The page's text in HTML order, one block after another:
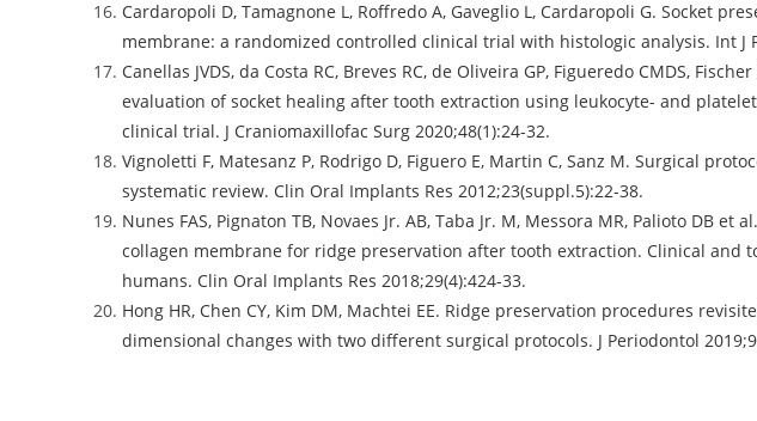
Cardaropoli D, Tamagnone L, Roffredo A, Gaveglio L, Cardaropoli G. Socket
membrane: a randomized controlled clinical trial with histologic analysis. Int J
Canellas JVDS, da Costa RC, Breves RC, de Oliveira GP, Figueredo CMDS,
evaluation of socket healing after tooth extraction using leukocyte- and
clinical trial. J Craniomaxillofac Surg 2020;48(1):24-32.
Vignoletti F, Matesanz P, Rodrigo D, Figuero E, Martin C, Sanz M. Surgical
systematic review. Clin Oral Implants Res 2012;23(suppl.5):22-38.
Nunes FAS, Pignaton TB, Novaes Jr. AB, Taba Jr. M, Messora MR, Palioto DB
collagen membrane for ridge preservation after tooth extraction. Clinical and
humans. Clin Oral Implants Res 2018;29(4):424-33.
Hong HR, Chen CY, Kim DM, Machtei EE. Ridge preservation procedures
dimensional changes with two different surgical protocols. J Periodontol